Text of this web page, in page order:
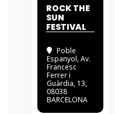
ROCK THE
SUN
FESTIVAL
Poble
Espanyol, Av.
Francesc
Ferrer i
Guàrdia, 13,
08038
BARCELONA